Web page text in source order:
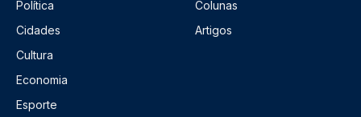
Política
Cidades
Cultura
Economia
Esporte
Colunas
Artigos